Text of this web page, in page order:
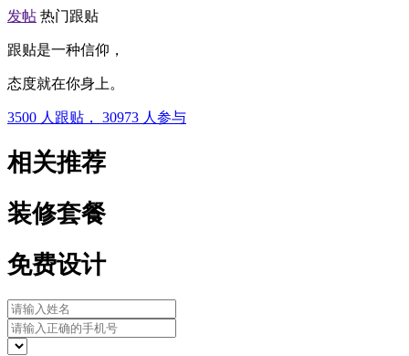
发帖 热门跟贴
跟贴是一种信仰，
态度就在你身上。
3500 人跟贴， 30973 人参与
相关推荐
装修套餐
免费设计